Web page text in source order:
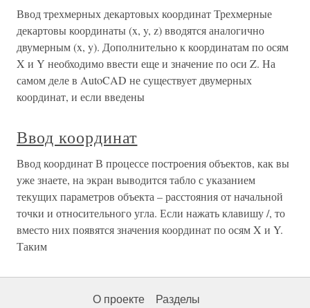
Ввод трехмерных декартовых координат Трехмерные
декартовы координаты (x, y, z) вводятся аналогично
двумерным (x, y). Дополнительно к координатам по осям
X и Y необходимо ввести еще и значение по оси Z. На
самом деле в AutoCAD не существует двумерных
координат, и если введены
Ввод координат
Ввод координат В процессе построения объектов, как вы
уже знаете, на экран выводится табло с указанием
текущих параметров объекта – расстояния от начальной
точки и относительного угла. Если нажать клавишу /, то
вместо них появятся значения координат по осям X и Y.
Таким
О проекте Разделы